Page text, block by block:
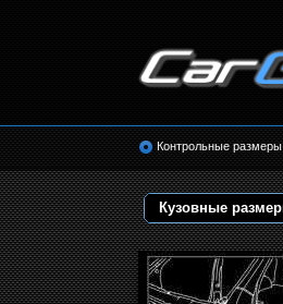
Контрольные
Кузовные